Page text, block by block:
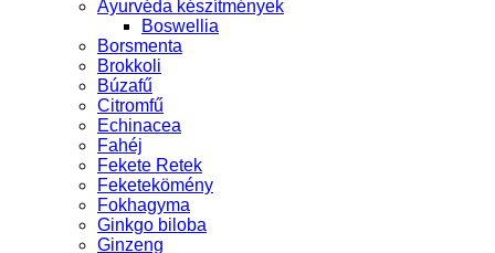
Ayurvéda készítmények
Boswellia
Borsmenta
Brokkoli
Búzafű
Citromfű
Echinacea
Fahéj
Fekete Retek
Feketekömény
Fokhagyma
Ginkgo biloba
Ginzeng